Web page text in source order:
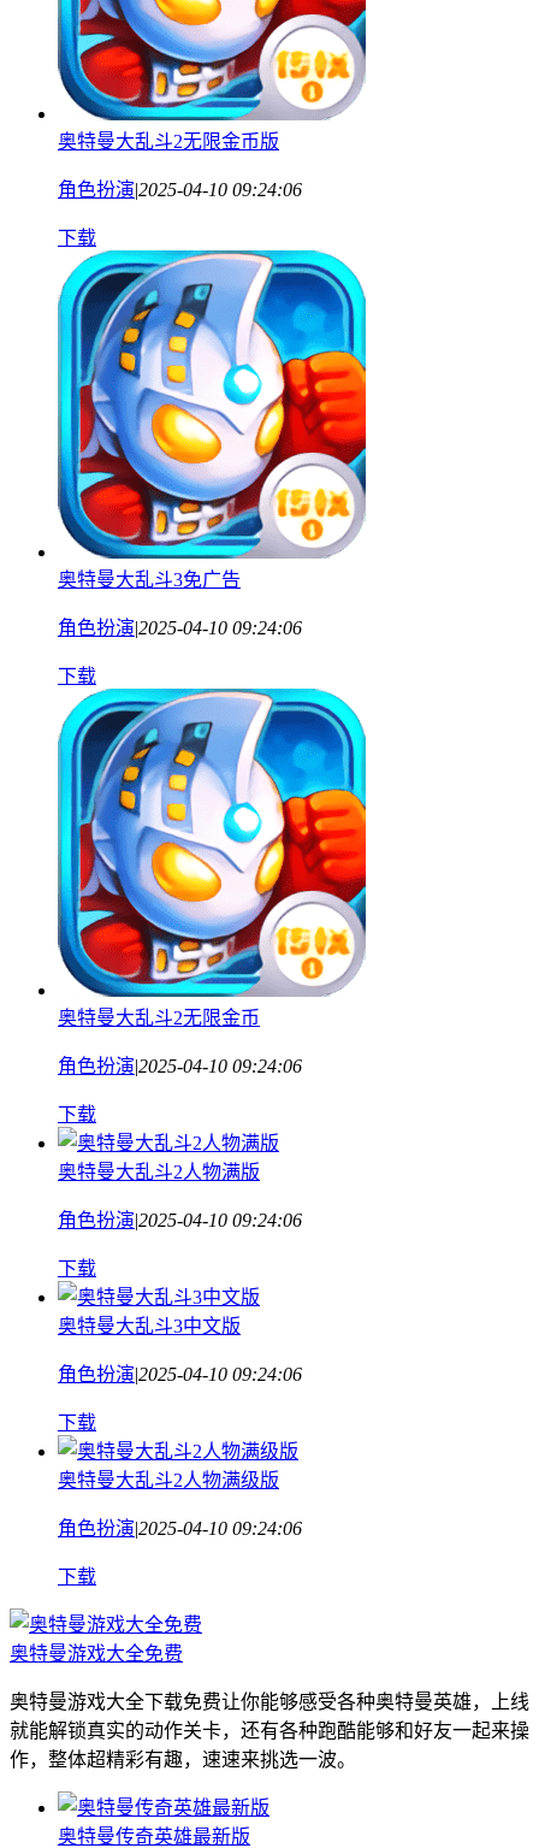
奥特曼大乱斗2无限金币版
角色扮演|2025-04-10 09:24:06
下载
奥特曼大乱斗3免广告
角色扮演|2025-04-10 09:24:06
下载
奥特曼大乱斗2无限金币
角色扮演|2025-04-10 09:24:06
下载
奥特曼大乱斗2人物满版
角色扮演|2025-04-10 09:24:06
下载
奥特曼大乱斗3中文版
角色扮演|2025-04-10 09:24:06
下载
奥特曼大乱斗2人物满级版
角色扮演|2025-04-10 09:24:06
下载
奥特曼游戏大全免费
奥特曼游戏大全下载免费让你能够感受各种奥特曼英雄，上线
就能解锁真实的动作关卡，还有各种跑酷能够和好友一起来操
作，整体超精彩有趣，速速来挑选一波。
奥特曼传奇英雄最新版